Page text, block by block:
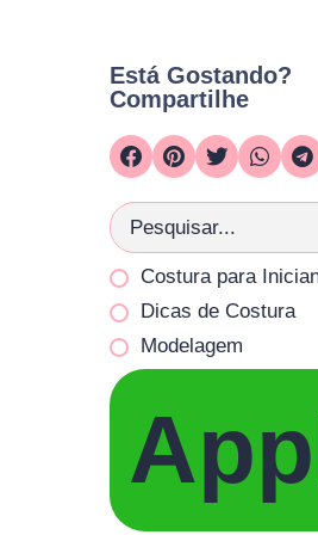
Está Gostando?
Compartilhe
Costura para
Dicas de Costura
Modelagem